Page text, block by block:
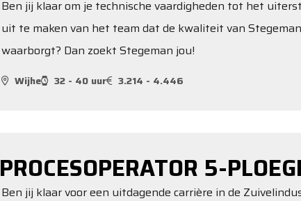
Ben jij klaar om je technische vaardigheden tot het
uit te maken van het team dat de kwaliteit van
waarborgt? Dan zoekt Stegeman jou!
Wijhe 32 - 40 uur 3.214 - 4.446
PROCESOPERATOR 5-
Ben jij klaar voor een uitdagende carrière in de